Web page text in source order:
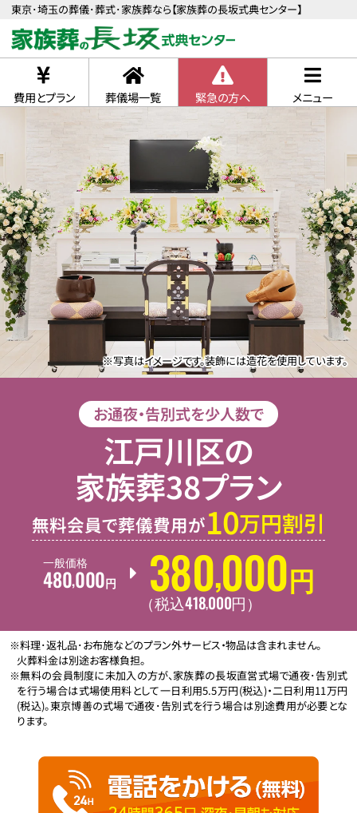
東京･埼玉の葬儀･葬式･家族葬なら【家族葬の長坂式典センター】
費用とプラン 葬儀場一覧 緊急の方へ メニュー
※写真はイメージです。装飾には造花を使用しています。
お通夜・告別式を少人数で
江戸川区の
家族葬38プラン
無料会員で葬儀費用が10万円割引
一般価格
480,000 円 380,000 円
（税込418,000円 ）
※料理･返礼品･お布施などのプラン外サービス・物品は含まれません。
火葬料金は別途お客様負担。
※無料の会員制度に未加入の方が、家族葬の長坂直営式場で通夜･告別式
を行う場合は式場使用料として一日利用5.5万円(税込)・二日利用11万円
(税込)。東京博善の式場で通夜･告別式を行う場合は別途費用が必要とな
ります。